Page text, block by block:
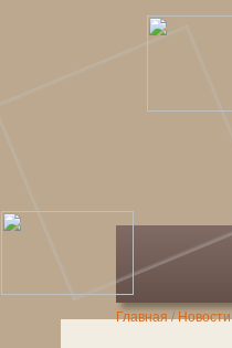
Главная/Новости